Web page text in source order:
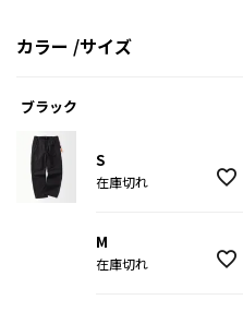
カラー サイズ
ブラック
S
在庫切れ
M
在庫切れ